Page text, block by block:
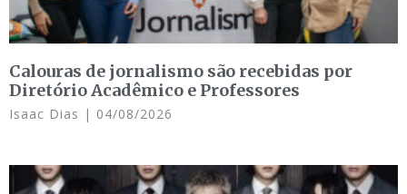
Calouras de jornalismo são recebidas por
Diretório Acadêmico e Professores
Isaac Dias 04/08/2026